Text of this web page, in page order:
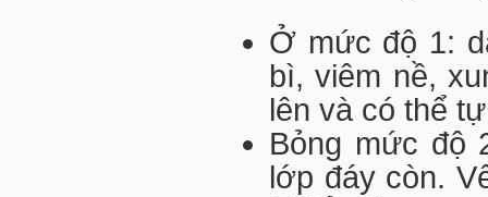
Ở mức độ 1:
bì, viêm nề,
lên và có thể
Bỏng mức độ
lớp đáy còn.